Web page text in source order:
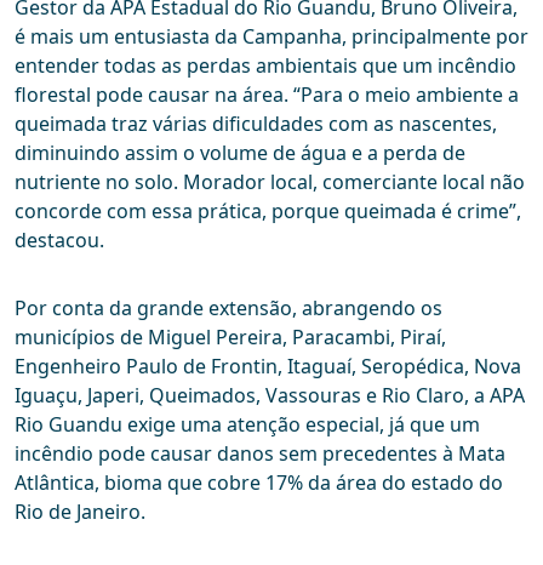
Gestor da APA Estadual do Rio Guandu, Bruno Oliveira,
é mais um entusiasta da Campanha, principalmente por
entender todas as perdas ambientais que um incêndio
florestal pode causar na área. “Para o meio ambiente a
queimada traz várias dificuldades com as nascentes,
diminuindo assim o volume de água e a perda de
nutriente no solo. Morador local, comerciante local não
concorde com essa prática, porque queimada é crime”,
destacou.
Por conta da grande extensão, abrangendo os
municípios de Miguel Pereira, Paracambi, Piraí,
Engenheiro Paulo de Frontin, Itaguaí, Seropédica, Nova
Iguaçu, Japeri, Queimados, Vassouras e Rio Claro, a APA
Rio Guandu exige uma atenção especial, já que um
incêndio pode causar danos sem precedentes à Mata
Atlântica, bioma que cobre 17% da área do estado do
Rio de Janeiro.